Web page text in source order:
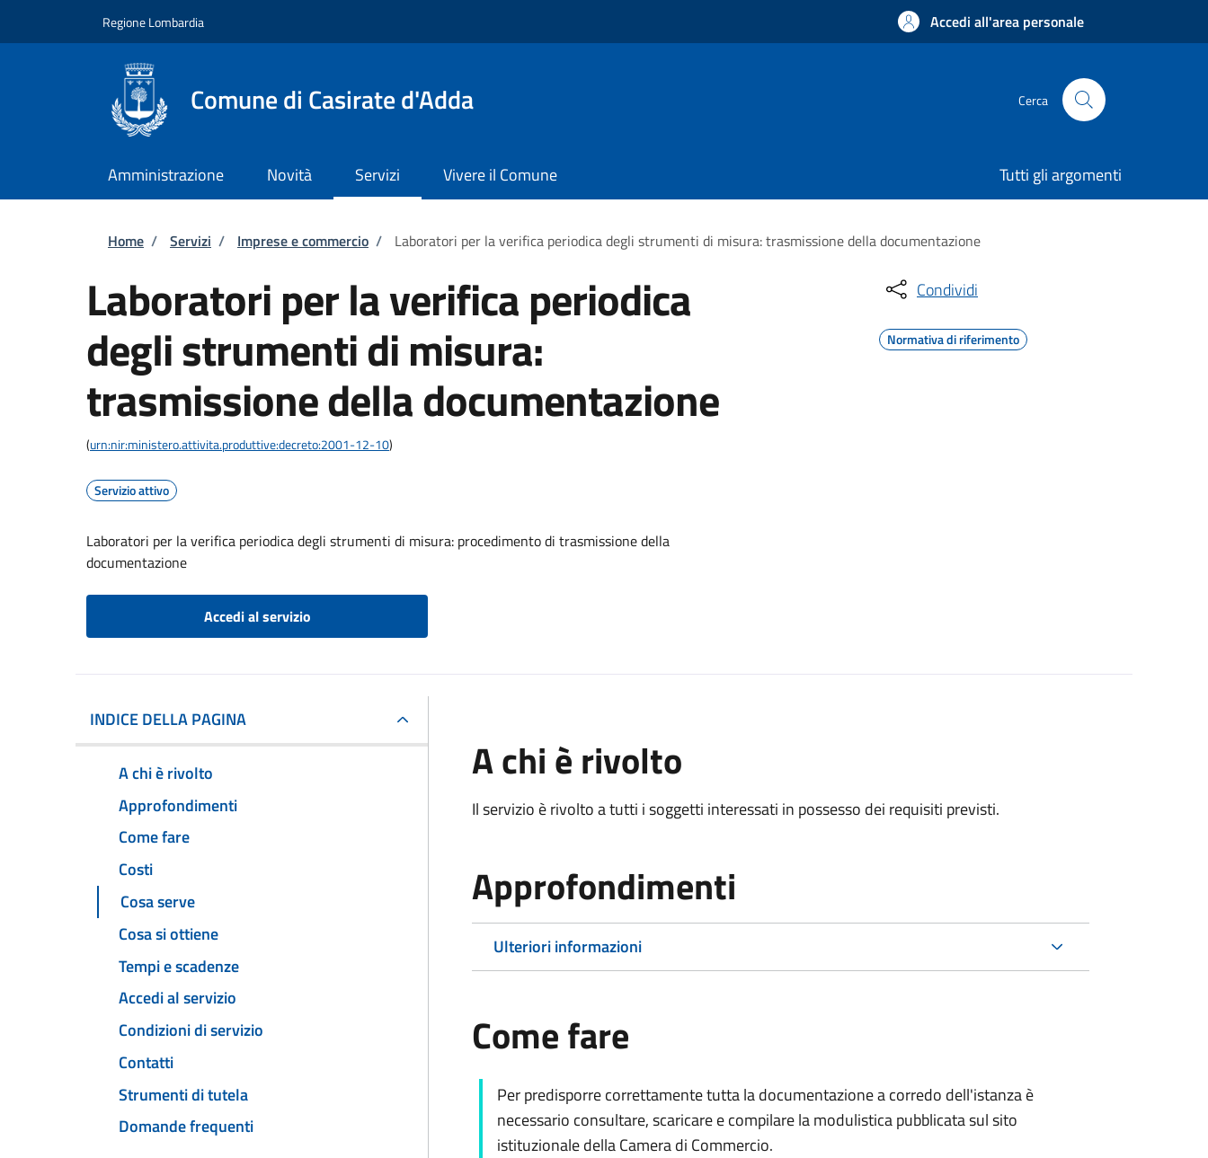
Regione Lombardia Accedi all'area personale
Comune di Casirate d'Adda Cerca
Amministrazione Novità Servizi Vivere il Comune Tutti gli argomenti
Briciole di pane
Home / Servizi / Imprese e commercio / Laboratori per la verifica periodica degli strumenti di misura: trasmissione della documentazione
Laboratori per la verifica periodica
degli strumenti di misura:
trasmissione della documentazione
(urn:nir:ministero.attivita.produttive:decreto:2001-12-10)
Servizio attivo
Laboratori per la verifica periodica degli strumenti di misura: procedimento di trasmissione della
documentazione
Accedi al servizio
Condividi
Normativa di riferimento
INDICE DELLA PAGINA
A chi è rivolto
Approfondimenti
Come fare
Costi
Cosa serve
Cosa si ottiene
Tempi e scadenze
Accedi al servizio
Condizioni di servizio
Contatti
Strumenti di tutela
Domande frequenti
A chi è rivolto
Il servizio è rivolto a tutti i soggetti interessati in possesso dei requisiti previsti.
Approfondimenti
Ulteriori informazioni
Come fare
Per predisporre correttamente tutta la documentazione a corredo dell'istanza è
necessario consultare, scaricare e compilare la modulistica pubblicata sul sito
istituzionale della Camera di Commercio.